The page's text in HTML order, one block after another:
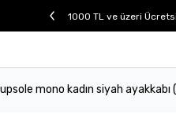
1000 TL ve üzeri
mono kadın siyah